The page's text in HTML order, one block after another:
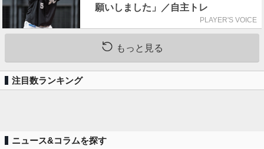
願いしました」／自主トレ
PLAYER'S VOICE
もっと見る
注目数ランキング
ニュース&コラムを探す